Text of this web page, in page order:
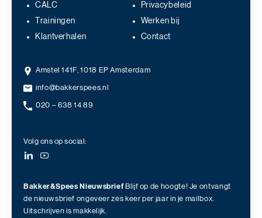
CALC
Trainingen
Klantverhalen
Privacybeleid
Werken bij
Contact
Amstel 141F, 1018 EP Amsterdam
info@bakkerspees.nl
020 – 638 14 89
Volg ons op social:
Bakker&Spees Nieuwsbrief Blijf op de hoogte! Je ontvangt
de nieuwsbrief ongeveer zes keer per jaar in je mailbox.
Uitschrijven is makkelijk.